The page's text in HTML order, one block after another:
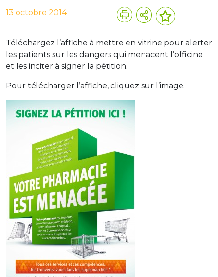
13 octobre 2014
Téléchargez l’affiche à mettre en vitrine pour alerter
les patients sur les dangers qui menacent l’officine
et les inciter à signer la pétition.
Pour télécharger l’affiche, cliquez sur l’image.